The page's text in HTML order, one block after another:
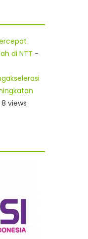
di NTT -
views